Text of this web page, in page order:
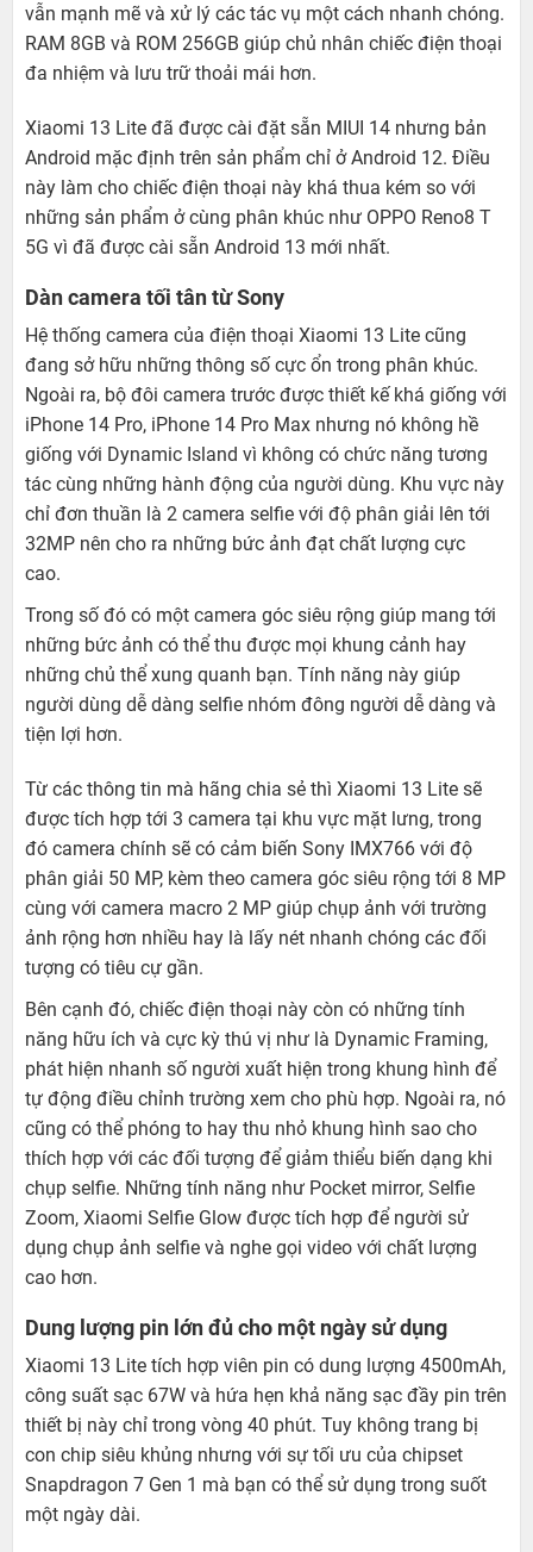
vẫn mạnh mẽ và xử lý các tác vụ một cách nhanh chóng.
RAM 8GB và ROM 256GB giúp chủ nhân chiếc điện thoại
đa nhiệm và lưu trữ thoải mái hơn.
Xiaomi 13 Lite đã được cài đặt sẵn MIUI 14 nhưng bản
Android mặc định trên sản phẩm chỉ ở Android 12. Điều
này làm cho chiếc điện thoại này khá thua kém so với
những sản phẩm ở cùng phân khúc như OPPO Reno8 T
5G vì đã được cài sẵn Android 13 mới nhất.
Dàn camera tối tân từ Sony
Hệ thống camera của điện thoại Xiaomi 13 Lite cũng
đang sở hữu những thông số cực ổn trong phân khúc.
Ngoài ra, bộ đôi camera trước được thiết kế khá giống với
iPhone 14 Pro, iPhone 14 Pro Max nhưng nó không hề
giống với Dynamic Island vì không có chức năng tương
tác cùng những hành động của người dùng. Khu vực này
chỉ đơn thuần là 2 camera selfie với độ phân giải lên tới
32MP nên cho ra những bức ảnh đạt chất lượng cực
cao.
Trong số đó có một camera góc siêu rộng giúp mang tới
những bức ảnh có thể thu được mọi khung cảnh hay
những chủ thể xung quanh bạn. Tính năng này giúp
người dùng dễ dàng selfie nhóm đông người dễ dàng và
tiện lợi hơn.
Từ các thông tin mà hãng chia sẻ thì Xiaomi 13 Lite sẽ
được tích hợp tới 3 camera tại khu vực mặt lưng, trong
đó camera chính sẽ có cảm biến Sony IMX766 với độ
phân giải 50 MP, kèm theo camera góc siêu rộng tới 8 MP
cùng với camera macro 2 MP giúp chụp ảnh với trường
ảnh rộng hơn nhiều hay là lấy nét nhanh chóng các đối
tượng có tiêu cự gần.
Bên cạnh đó, chiếc điện thoại này còn có những tính
năng hữu ích và cực kỳ thú vị như là Dynamic Framing,
phát hiện nhanh số người xuất hiện trong khung hình để
tự động điều chỉnh trường xem cho phù hợp. Ngoài ra, nó
cũng có thể phóng to hay thu nhỏ khung hình sao cho
thích hợp với các đối tượng để giảm thiểu biến dạng khi
chụp selfie. Những tính năng như Pocket mirror, Selfie
Zoom, Xiaomi Selfie Glow được tích hợp để người sử
dụng chụp ảnh selfie và nghe gọi video với chất lượng
cao hơn.
Dung lượng pin lớn đủ cho một ngày sử dụng
Xiaomi 13 Lite tích hợp viên pin có dung lượng 4500mAh,
công suất sạc 67W và hứa hẹn khả năng sạc đầy pin trên
thiết bị này chỉ trong vòng 40 phút. Tuy không trang bị
con chip siêu khủng nhưng với sự tối ưu của chipset
Snapdragon 7 Gen 1 mà bạn có thể sử dụng trong suốt
một ngày dài.